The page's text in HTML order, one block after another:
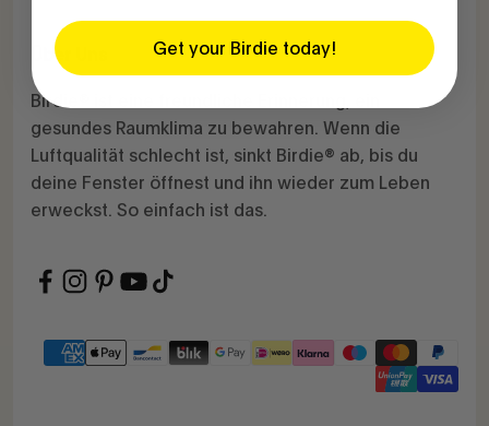
Über Uns
Birdie® ist eine freundliche Erinnerung, ein
gesundes Raumklima zu bewahren. Wenn die
Luftqualität schlecht ist, sinkt Birdie® ab, bis du
deine Fenster öffnest und ihn wieder zum Leben
erweckst. So einfach ist das.
Get your Birdie today!